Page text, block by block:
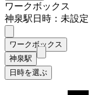
ワークボックス
神泉駅日時：未設定
ワークボックス
神泉駅
日時を選ぶ